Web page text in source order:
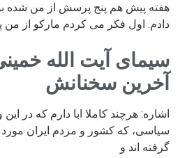
هفته پیش هم پنج پرسش از من شده
دادم. اول فکر می کردم مارکو از من
سیمای آیت الله
آخرین سخنانش
اشاره: هرچند کاملا ابا دارم که در
سیاسی، که کشور و مردم ایران مورد
گرفته اند و